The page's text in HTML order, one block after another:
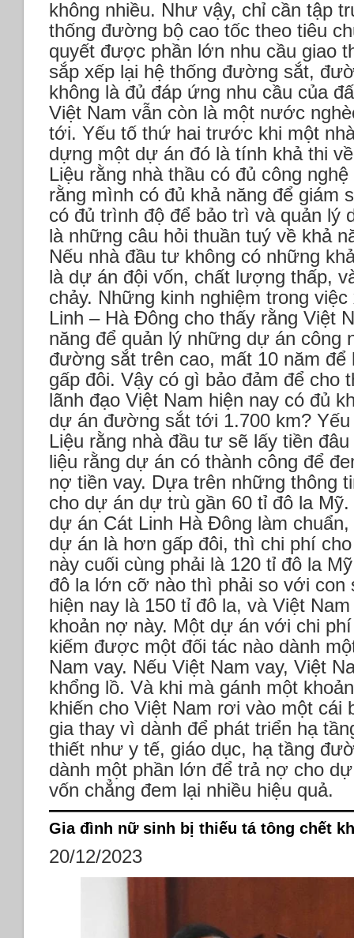
không nhiều. Như vậy, chỉ cần tập
thống đường bộ cao tốc theo tiêu
quyết được phần lớn nhu cầu giao
sắp xếp lại hệ thống đường sắt,
không là đủ đáp ứng nhu cầu của
Việt Nam vẫn còn là một nước
tới. Yếu tố thứ hai trước khi một
dựng một dự án đó là tính khả thi
Liệu rằng nhà thầu có đủ công
rằng mình có đủ khả năng để giám
có đủ trình độ để bảo trì và quản lý
là những câu hỏi thuần tuý về khả
Nếu nhà đầu tư không có những
là dự án đội vốn, chất lượng thấp,
chảy. Những kinh nghiệm trong
Linh – Hà Đông cho thấy rằng Việt
năng để quản lý những dự án công
đường sắt trên cao, mất 10 năm để
gấp đôi. Vậy có gì bảo đảm để cho
lãnh đạo Việt Nam hiện nay có đủ
dự án đường sắt tới 1.700 km?
Liệu rằng nhà đầu tư sẽ lấy tiền
liệu rằng dự án có thành công để
nợ tiền vay. Dựa trên những thông
cho dự án dự trù gần 60 tỉ đô la
dự án Cát Linh Hà Đông làm
dự án là hơn gấp đôi, thì chi phí
này cuối cùng phải là 120 tỉ đô la
đô la lớn cỡ nào thì phải so với con
hiện nay là 150 tỉ đô la, và Việt
khoản nợ này. Một dự án với chi
kiếm được một đối tác nào dành
Nam vay. Nếu Việt Nam vay, Việt
khổng lồ. Và khi mà gánh một
khiến cho Việt Nam rơi vào một cái
gia thay vì dành để phát triển hạ
thiết như y tế, giáo dục, hạ tầng
dành một phần lớn để trả nợ cho
vốn chẳng đem lại nhiều hiệu quả.
Gia đình nữ sinh bị thiếu tá tông chết
20/12/2023